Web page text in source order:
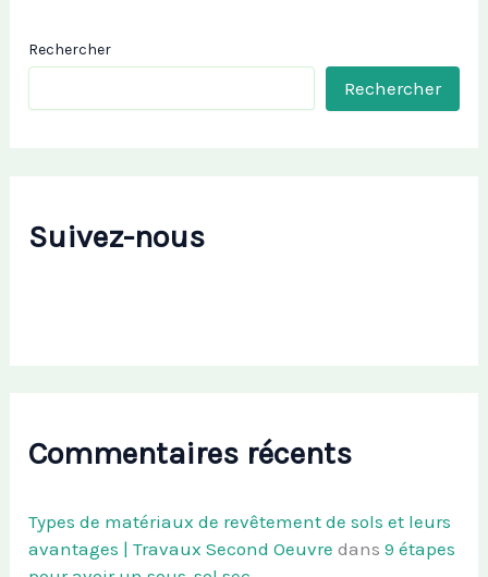
Rechercher
Rechercher
Suivez-nous
Commentaires récents
Types de matériaux de revêtement de sols et leurs
avantages | Travaux Second Oeuvre dans9 étapes